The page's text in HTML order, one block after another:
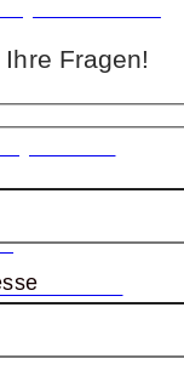
entdecken
Fragen!